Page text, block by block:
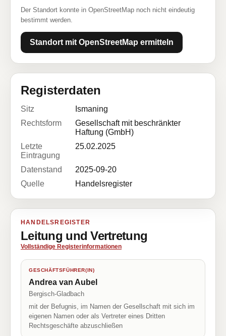
Der Standort konnte in OpenStreetMap noch nicht eindeutig
bestimmt werden.
Standort mit OpenStreetMap ermitteln
Registerdaten
Sitz
Ismaning
Rechtsform
Gesellschaft mit beschränkter
Haftung (GmbH)
Letzte
Eintragung
25.02.2025
Datenstand
2025-09-20
Quelle
Handelsregister
HANDELSREGISTER
Leitung und Vertretung
Vollständige Registerinformationen
GESCHÄFTSFÜHRER(IN)
Andrea van Aubel
Bergisch-Gladbach
mit der Befugnis, im Namen der Gesellschaft mit sich im
eigenen Namen oder als Vertreter eines Dritten
Rechtsgeschäfte abzuschließen